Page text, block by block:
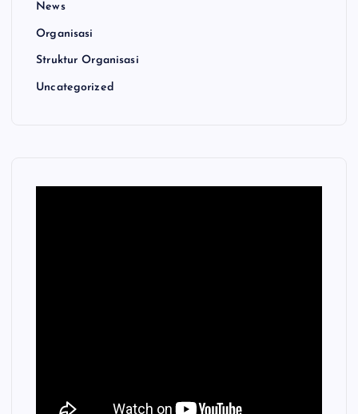
News
Organisasi
Struktur Organisasi
Uncategorized